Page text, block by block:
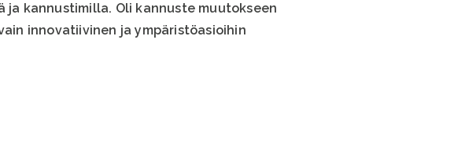
kannustimilla. Oli kannuste muutokseen
innovatiivinen ja ympäristöasioihin